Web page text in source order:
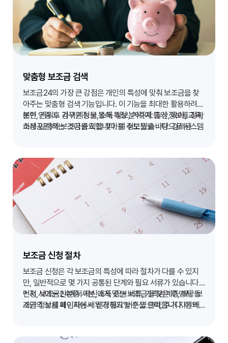
있습니다.
맞춤형 보조금 검색
보조금24의 가장 큰 강점은 개인의 특성에 맞춰 보조금을 찾
아주는 맞춤형 검색 기능입니다. 이 기능을 최대한 활용하려면
본인 인증 후 가구원 정보, 소득 정보, 거주지 등의 정보를 정확
하게 입력하는 것이 중요합니다. 이 정보들을 바탕으로 시스템
또한, 키워드 검색 기능을 통해 특정 분야(예: 출산, 육아, 교육,
소상공인)의 보조금을 직접 찾아볼 수도 있습니다. 검색된 보
능을 통해 따로 모아볼 수도 있어 효율적인 정보 관리가 가능
합니다.
보조금 신청 절차
보조금 신청은 각 보조금의 특성에 따라 절차가 다를 수 있지
만, 일반적으로 몇 가지 공통된 단계와 필요 서류가 있습니다.
먼저, 보조금24에서 자신에게 맞는 보조금을 찾은 후, 해당 보
조금의 상세 페이지에서 '신청하기' 버튼을 클릭합니다. 이 버
신청 시에는 신분증 사본, 소득 증명 서류, 가족관계증명서 등
개인 정보를 확인하는 서류가 필요할 수 있으며, 주거 지원의
목록이 명시되어 있으니, 사전에 꼼꼼히 확인하고 준비하여 불